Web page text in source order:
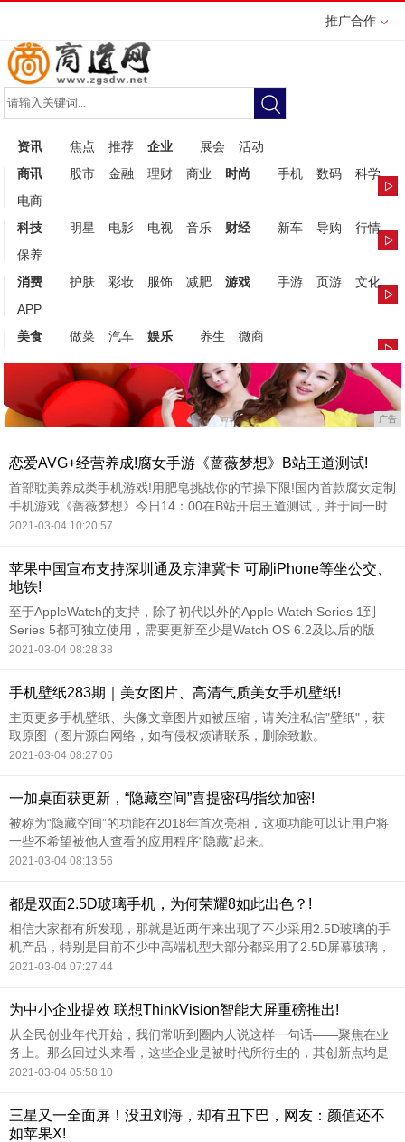
推广合作
资讯 焦点 推荐 企业 展会
活动
商讯
股市 金融 理财 商业 时尚 手机 数码
科学
电商
科技
明星 电影 电视 音乐 财经 新车 导购
行情
保养
消费
护肤 彩妆 服饰 减肥 游戏 手游 页游
文化
APP
美食
做菜 汽车 娱乐 养生 微商
广告
恋爱AVG+经营养成!腐女手游《蔷薇梦想》B站王道测试!
首部耽美养成类手机游戏!用肥皂挑战你的节操下限!国内首款腐女定制
手机游戏《蔷薇梦想》今日14：00在B站开启王道测试，并于同一时
间开放下载。耽美幻想美图、轻松游戏体验、深度剧情内涵、重装系
男神!
2021-03-04 10:20:57
苹果中国宣布支持深圳通及京津冀卡 可刷iPhone等坐公交、
地铁!
至于AppleWatch的支持，除了初代以外的Apple Watch Series 1到
Series 5都可独立使用，需要更新至少是Watch OS 6.2及以后的版
本。
2021-03-04 08:28:38
手机壁纸283期｜美女图片、高清气质美女手机壁纸!
主页更多手机壁纸、头像文章图片如被压缩，请关注私信"壁纸"，获
取原图（图片源自网络，如有侵权烦请联系，删除致歉。
2021-03-04 08:27:06
一加桌面获更新，“隐藏空间”喜提密码/指纹加密!
被称为“隐藏空间”的功能在2018年首次亮相，这项功能可以让用户将
一些不希望被他人查看的应用程序“隐藏”起来。
2021-03-04 08:13:56
都是双面2.5D玻璃手机，为何荣耀8如此出色？!
相信大家都有所发现，那就是近两年来出现了不少采用2.5D玻璃的手
机产品，特别是目前不少中高端机型大部分都采用了2.5D屏幕玻璃，
而每个厂商都有不同的话术来描述2.5D玻璃，使得大众提到2.5D玻璃
2021-03-04 07:27:44
为中小企业提效 联想ThinkVision智能大屏重磅推出!
从全民创业年代开始，我们常听到圈内人说这样一句话——聚焦在业
务上。那么回过头来看，这些企业是被时代所衍生的，其创新点均是
有指向性的瞄准了商业模式这块，因此他们显然不会以传统老旧的技
2021-03-04 05:58:10
三星又一全面屏！没丑刘海，却有丑下巴，网友：颜值还不
如苹果X!